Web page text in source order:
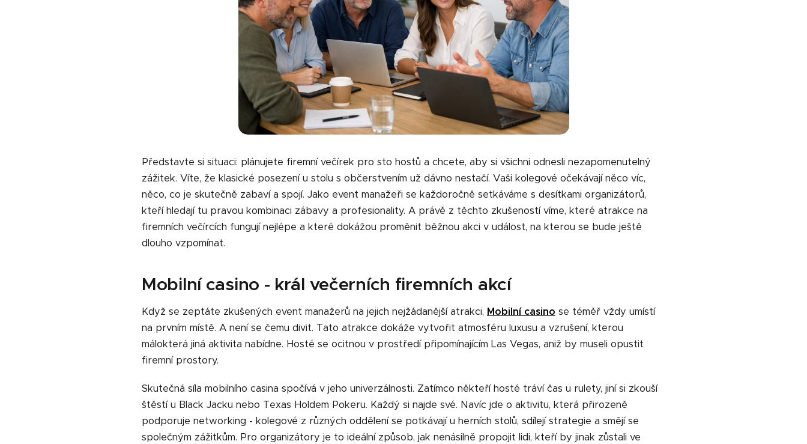
Představte si situaci: plánujete firemní večírek pro sto hostů a chcete, aby si všichni odnesli nezapomenutelný
zážitek. Víte, že klasické posezení u stolu s občerstvením už dávno nestačí. Vaši kolegové očekávají něco víc,
něco, co je skutečně zabaví a spojí. Jako event manažeři se každoročně setkáváme s desítkami organizátorů,
kteří hledají tu pravou kombinaci zábavy a profesionality. A právě z těchto zkušeností víme, které atrakce na
firemních večírcích fungují nejlépe a které dokážou proměnit běžnou akci v událost, na kterou se bude ještě
dlouho vzpomínat.
Mobilní casino - král večerních firemních akcí
Když se zeptáte zkušených event manažerů na jejich nejžádanější atrakci, Mobilní casino se téměř vždy umístí
na prvním místě. A není se čemu divit. Tato atrakce dokáže vytvořit atmosféru luxusu a vzrušení, kterou
málokterá jiná aktivita nabídne. Hosté se ocitnou v prostředí připomínajícím Las Vegas, aniž by museli opustit
firemní prostory.
Skutečná síla mobilního casina spočívá v jeho univerzálnosti. Zatímco někteří hosté tráví čas u rulety, jiní si zkouší
štěstí u Black Jacku nebo Texas Holdem Pokeru. Každý si najde své. Navíc jde o aktivitu, která přirozeně
podporuje networking - kolegové z různých oddělení se potkávají u herních stolů, sdílejí strategie a smějí se
společným zážitkům. Pro organizátory je to ideální způsob, jak nenásilně propojit lidi, kteří by jinak zůstali ve